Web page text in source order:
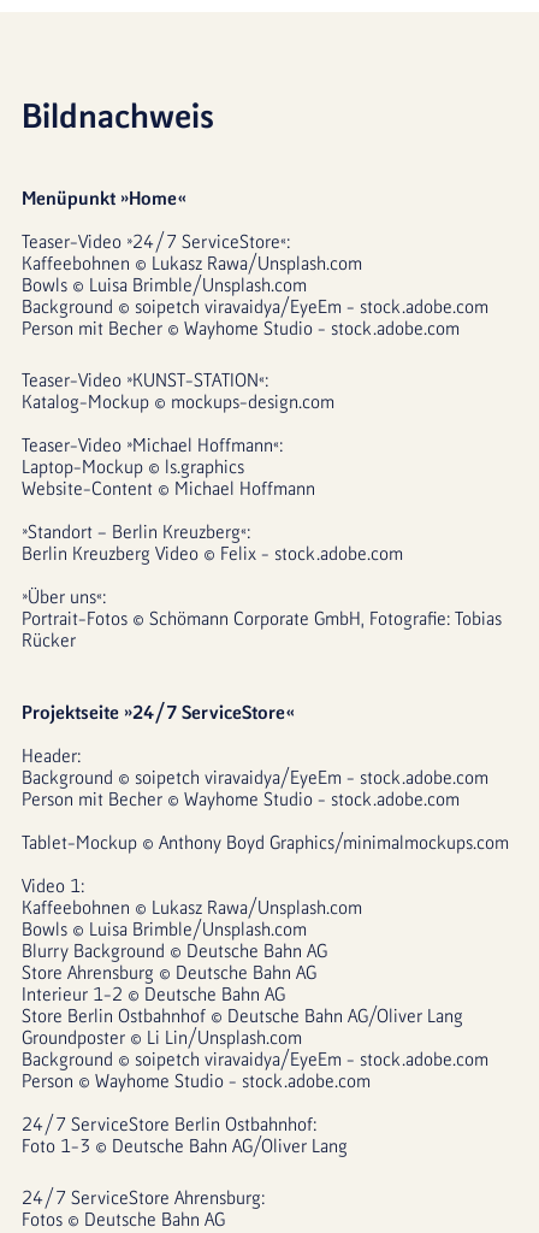
Bildnachweis
Menüpunkt »Home«
Teaser-Video »24/7 ServiceStore«:
Kaffeebohnen © Lukasz Rawa/Unsplash.com
Bowls © Luisa Brimble/Unsplash.com
Background © soipetch viravaidya/EyeEm - stock.adobe.com
Person mit Becher © Wayhome Studio - stock.adobe.com
Teaser-Video »KUNST-STATION«:
Katalog-Mockup © mockups-design.com
Teaser-Video »Michael Hoffmann«:
Laptop-Mockup © ls.graphics
Website-Content © Michael Hoffmann
»Standort – Berlin Kreuzberg«:
Berlin Kreuzberg Video © Felix - stock.adobe.com
»Über uns«:
Portrait-Fotos © Schömann Corporate GmbH, Fotografie: Tobias
Rücker
Projektseite »24/7 ServiceStore«
Header:
Background © soipetch viravaidya/EyeEm - stock.adobe.com
Person mit Becher © Wayhome Studio - stock.adobe.com
Tablet-Mockup © Anthony Boyd Graphics/minimalmockups.com
Video 1:
Kaffeebohnen © Lukasz Rawa/Unsplash.com
Bowls © Luisa Brimble/Unsplash.com
Blurry Background © Deutsche Bahn AG
Store Ahrensburg © Deutsche Bahn AG
Interieur 1-2 © Deutsche Bahn AG
Store Berlin Ostbahnhof © Deutsche Bahn AG/Oliver Lang
Groundposter © Li Lin/Unsplash.com
Background © soipetch viravaidya/EyeEm - stock.adobe.com
Person © Wayhome Studio - stock.adobe.com
24/7 ServiceStore Berlin Ostbahnhof:
Foto 1-3 © Deutsche Bahn AG/Oliver Lang
24/7 ServiceStore Ahrensburg:
Fotos © Deutsche Bahn AG